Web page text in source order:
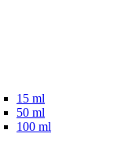
15 ml
50 ml
100 ml